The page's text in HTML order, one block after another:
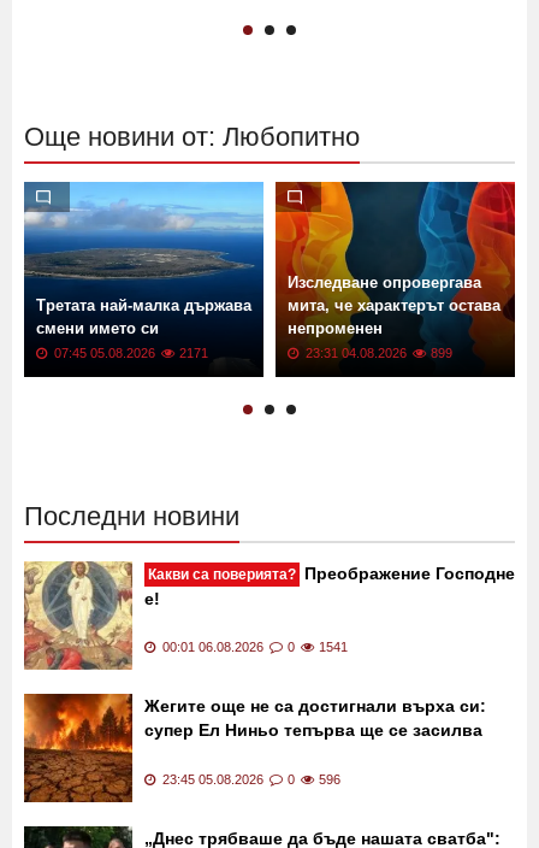
Още новини от: Любопитно
Третата най-малка държава
смени името си
07:45 05.08.2026 2171
Изследване опровергава
мита, че характерът остава
непроменен
23:31 04.08.2026 899
Последни новини
Какви са поверията? Преображение Господне
е!
00:01 06.08.2026 0 1541
Жегите още не са достигнали върха си:
супер Ел Ниньо тепърва ще се засилва
23:45 05.08.2026 0 596
„Днес трябваше да бъде нашата сватба":